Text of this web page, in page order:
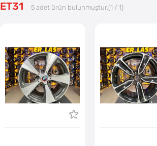
ET31 5 adet ürün bulunmuştur.(1 / 1)